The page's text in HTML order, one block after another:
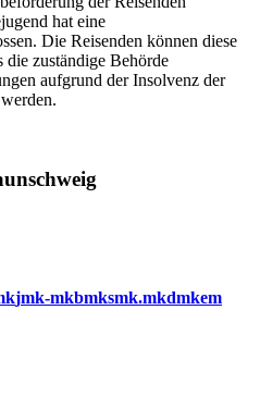
hat eine
Die Reisenden können diese
die zuständige Behörde
aufgrund der Insolvenz der
kjmk-mkbmksmk.mkdmkem